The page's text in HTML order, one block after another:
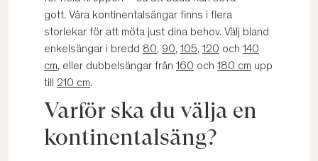
gott. Våra kontinentalsängar finns i flera
storlekar för att möta just dina behov. Välj bland
enkelsängar i bredd 80, 90, 105, 120 och 140
cm, eller dubbelsängar från 160 och 180 cm upp
till 210 cm.
Varför ska du välja en
kontinentalsäng?